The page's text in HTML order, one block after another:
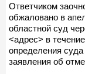
Ответчиком
обжаловано в
областной суд
<адрес> в
определения
заявления об